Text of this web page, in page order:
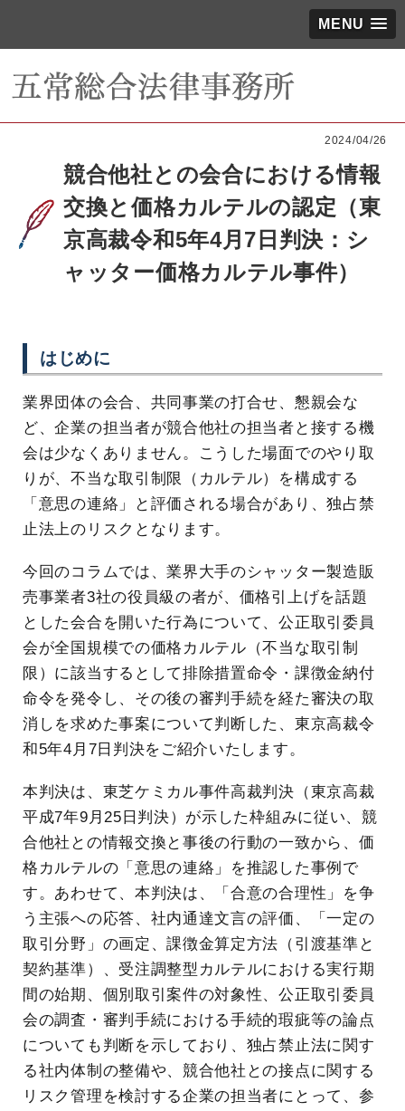
MENU
2024/04/26
競合他社との会合における情報
交換と価格カルテルの認定（東
京高裁令和5年4月7日判決：シ
ャッター価格カルテル事件）
はじめに
業界団体の会合、共同事業の打合せ、懇親会な
ど、企業の担当者が競合他社の担当者と接する機
会は少なくありません。こうした場面でのやり取
りが、不当な取引制限（カルテル）を構成する
「意思の連絡」と評価される場合があり、独占禁
止法上のリスクとなります。
今回のコラムでは、業界大手のシャッター製造販
売事業者3社の役員級の者が、価格引上げを話題
とした会合を開いた行為について、公正取引委員
会が全国規模での価格カルテル（不当な取引制
限）に該当するとして排除措置命令・課徴金納付
命令を発令し、その後の審判手続を経た審決の取
消しを求めた事案について判断した、東京高裁令
和5年4月7日判決をご紹介いたします。
本判決は、東芝ケミカル事件高裁判決（東京高裁
平成7年9月25日判決）が示した枠組みに従い、競
合他社との情報交換と事後の行動の一致から、価
格カルテルの「意思の連絡」を推認した事例で
す。あわせて、本判決は、「合意の合理性」を争
う主張への応答、社内通達文言の評価、「一定の
取引分野」の画定、課徴金算定方法（引渡基準と
契約基準）、受注調整型カルテルにおける実行期
間の始期、個別取引案件の対象性、公正取引委員
会の調査・審判手続における手続的瑕疵等の論点
についても判断を示しており、独占禁止法に関す
る社内体制の整備や、競合他社との接点に関する
リスク管理を検討する企業の担当者にとって、参